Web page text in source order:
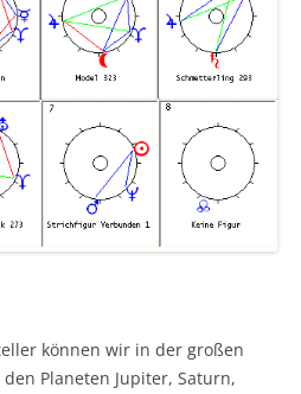
können wir in der großen
Planeten Jupiter, Saturn,